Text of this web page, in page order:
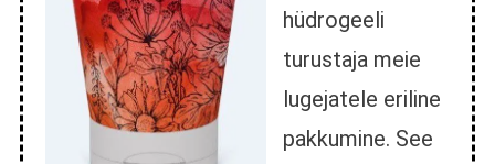
hüdrogeeli
turustaja meie
lugejatele eriline
pakkumine. See